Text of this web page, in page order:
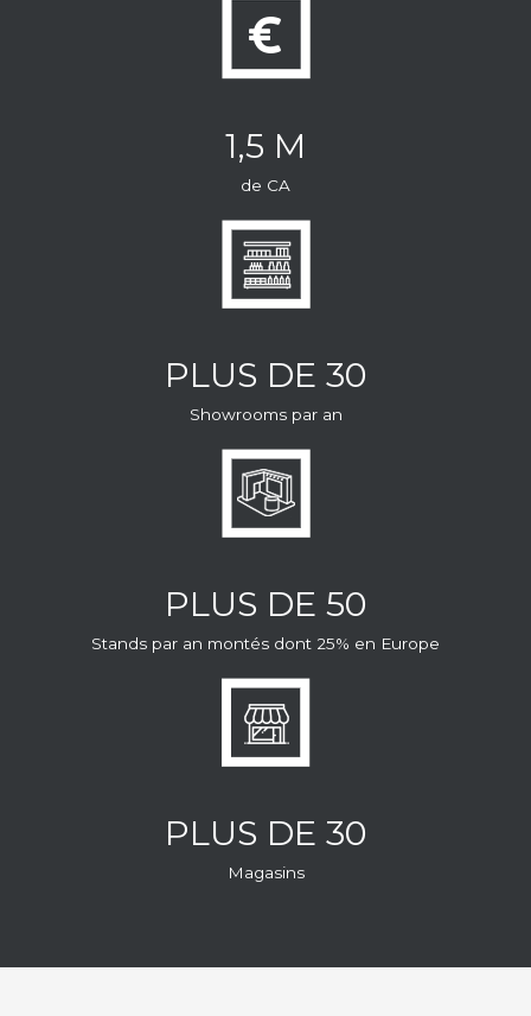
1,5 M
de CA
PLUS DE 30
Showrooms par an
PLUS DE 50
Stands par an montés dont 25% en Europe
PLUS DE 30
Magasins